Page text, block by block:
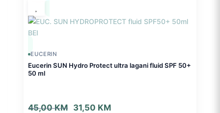
EUCERIN
Eucerin SUN Hydro Protect ultra lagani fluid SPF 50+
50 ml
45,00KM Izvorna
31,50 KMTrenutna